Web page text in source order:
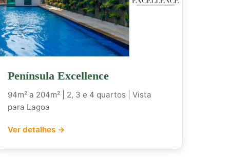
Península Excellence
94m² a 204m² | 2, 3 e 4 quartos | Vista
para Lagoa
Ver detalhes →